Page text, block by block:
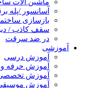
ماشین آلات
آسانسور /پله
بازسازی
سقف کاذب /
در ضد سرقت
آموزشی
آموزش درسی
آموزش حرفه
آموزش
آموزش